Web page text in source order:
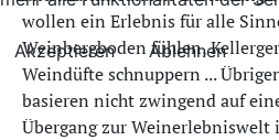
wollen ein Erlebnis für alle
Weinbergboden fühlen,
Weindüfte schnuppern ...
basieren nicht zwingend auf
Übergang zur
Akzeptieren Ablehnen